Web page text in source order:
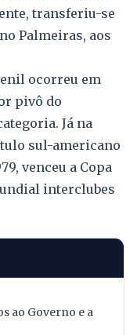
transferiu-se
Palmeiras, aos
ocorreu em
pivô do
Já na
sul-americano
venceu a Copa
interclubes
ao Governo e a